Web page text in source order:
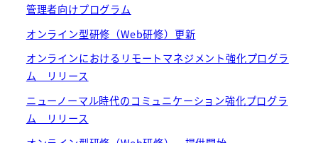
管理者向けプログラム
オンライン型研修（Web研修）更新
オンラインにおけるリモートマネジメント強化プログラ
ム リリース
ニューノーマル時代のコミュニケーション強化プログラ
ム リリース